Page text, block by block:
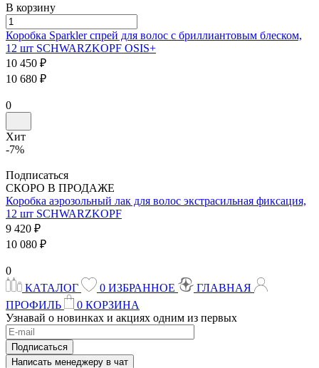
В корзину
Коробка Sparkler спрей для волос с бриллиантовым блеском,
12 шт SCHWARZKOPF OSIS+
10 450 ₽
10 680 ₽
0
Хит
-7%
Подписаться
СКОРО В ПРОДАЖЕ
Коробка аэрозольный лак для волос экстрасильная фиксация,
12 шт SCHWARZKOPF
9 420 ₽
10 080 ₽
0
КАТАЛОГ
0 ИЗБРАННОЕ
ГЛАВНАЯ
ПРОФИЛЬ
0 КОРЗИНА
Узнавай о новинках и акциях одним из первых
Подписаться
Написать менеджеру в чат